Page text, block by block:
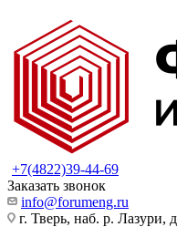
+7(4822)39-44-69
Заказать звонок
info@forumeng.ru
г. Тверь, наб. р. Лазури,